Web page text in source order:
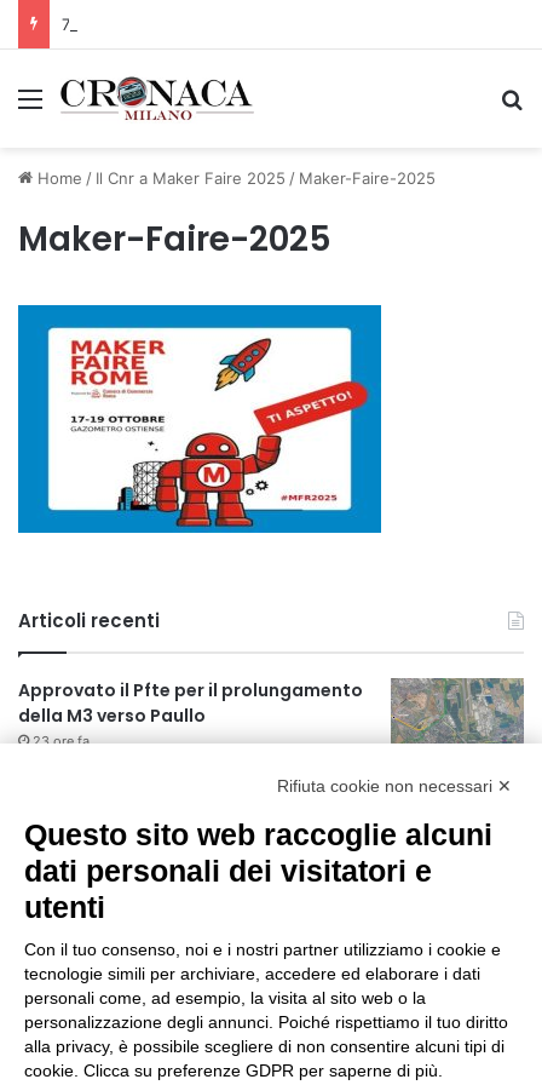
Menu
Home / Il Cnr a Maker Faire 2025 / Maker-Faire-2025
Maker-Faire-2025
Articoli recenti
Approvato il Pfte per il prolungamento
della M3 verso Paullo
23 ore fa
75 anni di INFN. La comunità, la storia, il
futuro della ricerca in fisica
fondamentale in Italia
23 ore fa
Milano Aiuta Estate, 1600 prestazioni di
assistenza attivate
1 giorno fa
Il potenziale invisibile: come la
curiosità guida l’evoluzione umana
1 giorno fa
Rifiuta cookie non necessari ✕
Questo sito web raccoglie alcuni
dati personali dei visitatori e
utenti
Con il tuo consenso, noi e i nostri partner utilizziamo i cookie e
tecnologie simili per archiviare, accedere ed elaborare i dati
personali come, ad esempio, la visita al sito web o la
personalizzazione degli annunci. Poiché rispettiamo il tuo diritto
alla privacy, è possibile scegliere di non consentire alcuni tipi di
cookie. Clicca su preferenze GDPR per saperne di più.